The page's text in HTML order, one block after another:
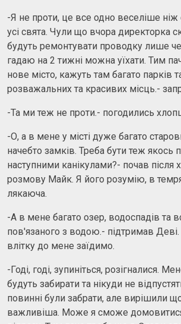
-Я не проти, це все одно веселіше ніж
усі свята. Чули що вчора директорка
будуть ремонтувати проводку лише
гадаю на 2 тижні можна уїхати. Тим
нове місто, кажуть там багато парків
розважальних та красивих місць.-
-Та ми теж не проти.- погодились
-О, а в мене у місті дуже багато
начебто замків. Треба бути теж якось
наступними канікулами?- почав після
розмову Майк. Я його розумію, в
лякаюча.
-А в мене багато озер, водоспадів та
пов'язаного з водою.- підтримав
влітку до мене заїдимо.
-Годі, годі, зупиніться, розігналися.
будуть забирати та нікуди не
повинні були забрати, але вирішили
важливіша. Може я сможе